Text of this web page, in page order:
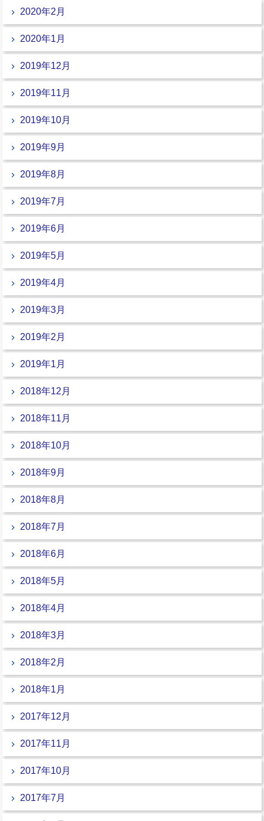
2020年2月
2020年1月
2019年12月
2019年11月
2019年10月
2019年9月
2019年8月
2019年7月
2019年6月
2019年5月
2019年4月
2019年3月
2019年2月
2019年1月
2018年12月
2018年11月
2018年10月
2018年9月
2018年8月
2018年7月
2018年6月
2018年5月
2018年4月
2018年3月
2018年2月
2018年1月
2017年12月
2017年11月
2017年10月
2017年7月